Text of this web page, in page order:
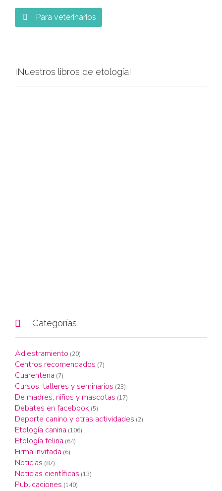
 Para veterinarios
¡Nuestros libros de etología!
 Categorías
Adiestramiento (20)
Centros recomendados (7)
Cuarentena (7)
Cursos, talleres y seminarios (23)
De madres, niños y mascotas (17)
Debates en facebook (5)
Deporte canino y otras actividades (2)
Etología canina (106)
Etología felina (64)
Firma invitada (6)
Noticias (87)
Noticias científicas (13)
Publicaciones (140)